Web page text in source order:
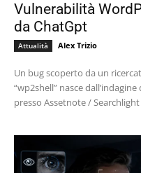
Vulnerabilità
da ChatGpt
Attualità Alex Trizio
Un bug scoperto da un ricercatore (e da
“wp2shell” nasce
presso Assetnote / Searchlight